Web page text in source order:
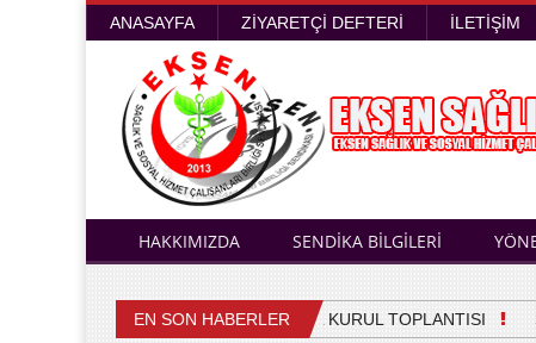
ANASAYFA ZIYARETÇI DEFTERI İLETIŞIM
HAKKIMIZDA SENDİKA BİLGİLERİ
EN SON HABERLER
4. OLAĞAN GENEL KURUL TOPLANTISI